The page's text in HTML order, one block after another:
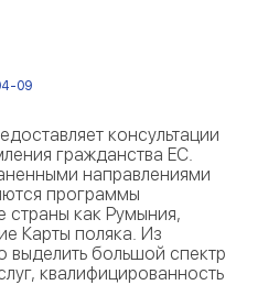
09
консультации
гражданства ЕС.
направлениями
программы
страны как Румыния,
Карты поляка. Из
большой спектр
квалифицированность